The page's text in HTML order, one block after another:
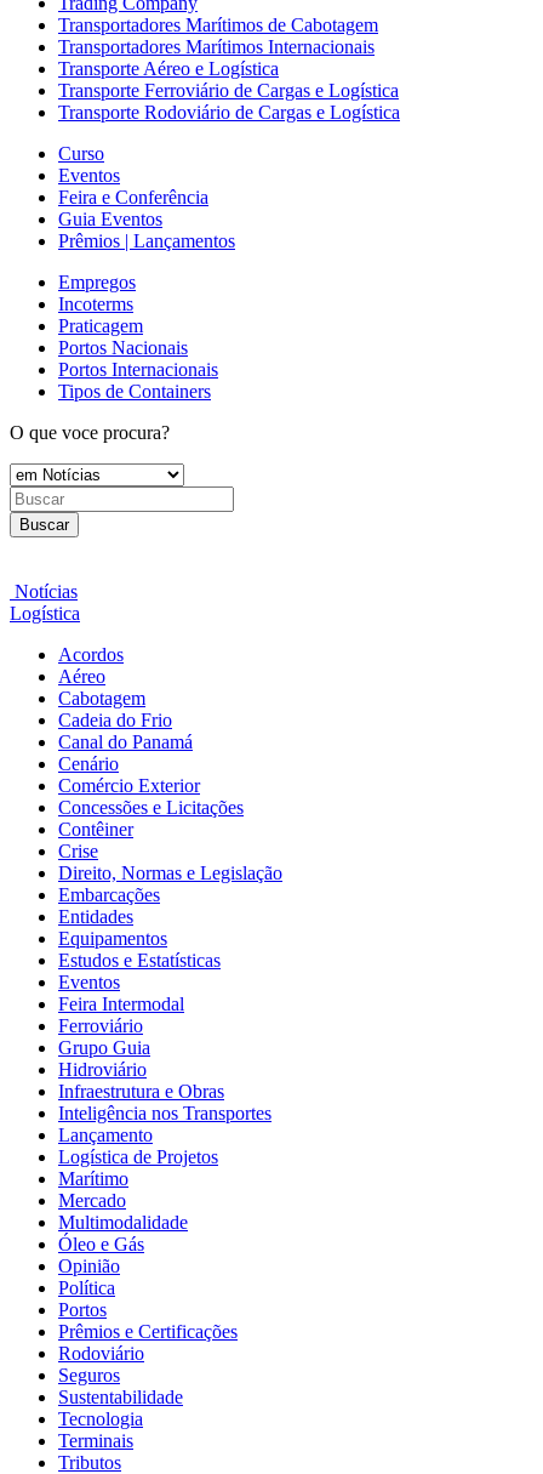
Transportadores Marítimos de Cabotagem
Transportadores Marítimos Internacionais
Transporte Aéreo e Logística
Transporte Ferroviário de Cargas e Logística
Transporte Rodoviário de Cargas e Logística
Curso
Eventos
Feira e Conferência
Guia Eventos
Prêmios | Lançamentos
Empregos
Incoterms
Praticagem
Portos Nacionais
Portos Internacionais
Tipos de Containers
O que voce procura?
Buscar
Notícias
Logística
Acordos
Aéreo
Cabotagem
Cadeia do Frio
Canal do Panamá
Cenário
Comércio Exterior
Concessões e Licitações
Contêiner
Crise
Direito, Normas e Legislação
Embarcações
Entidades
Equipamentos
Estudos e Estatísticas
Eventos
Feira Intermodal
Ferroviário
Grupo Guia
Hidroviário
Infraestrutura e Obras
Inteligência nos Transportes
Lançamento
Logística de Projetos
Marítimo
Mercado
Multimodalidade
Óleo e Gás
Opinião
Política
Portos
Prêmios e Certificações
Rodoviário
Seguros
Sustentabilidade
Tecnologia
Terminais
Tributos